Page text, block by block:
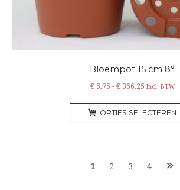
Bloempot 15 cm 8°
€5,75 - €366,25Prijsklasse:
Incl. BTW
OPTIES SELECTEREN
1 2 3 4